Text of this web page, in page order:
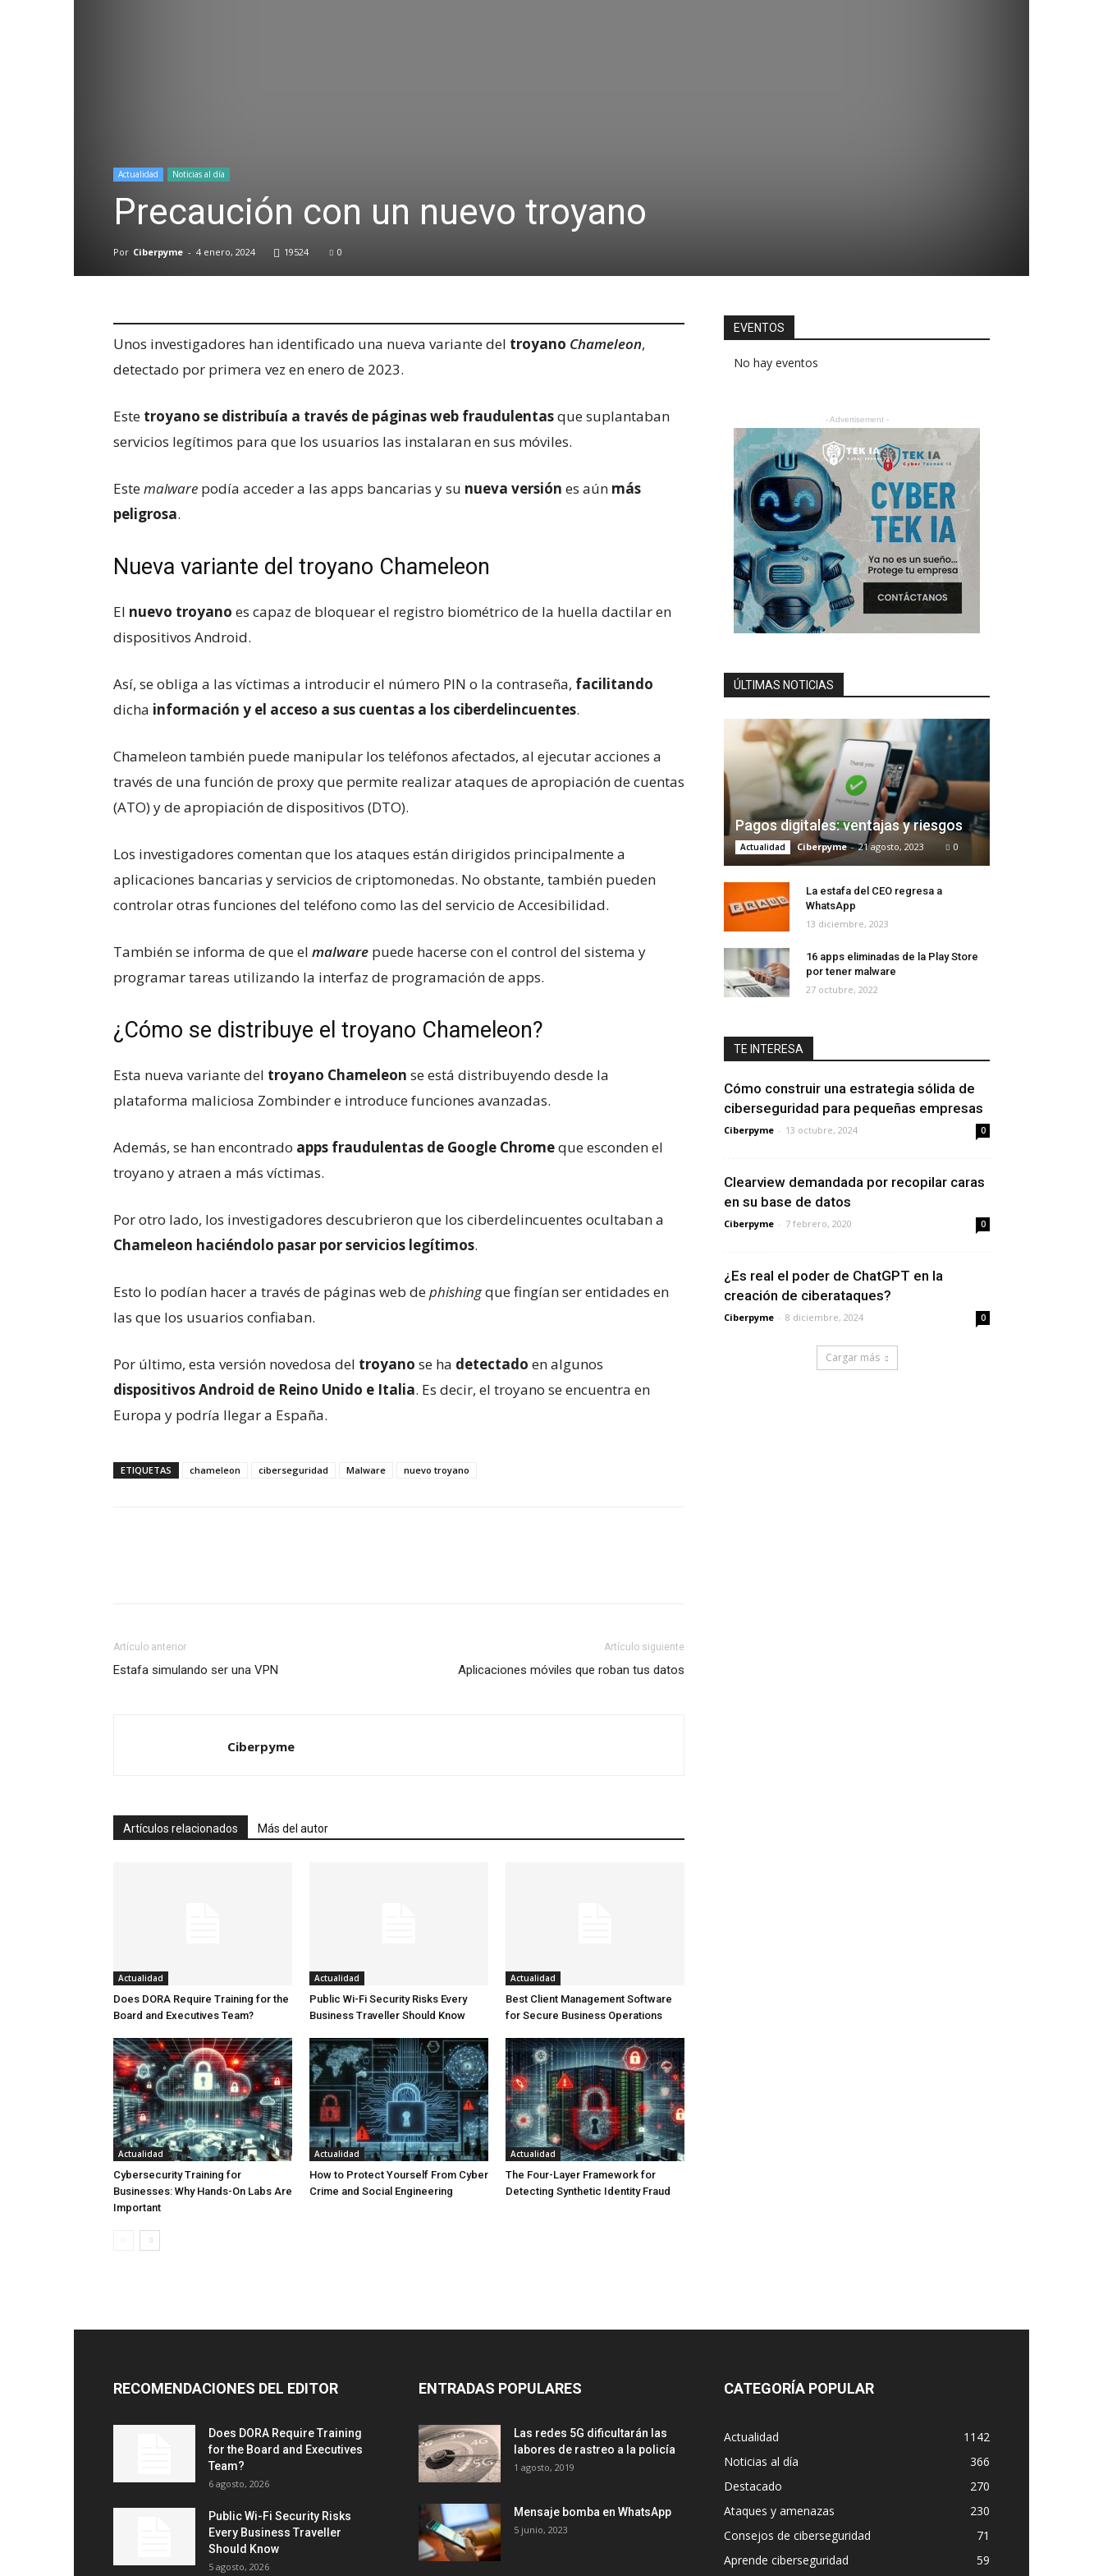
Actualidad Noticias al día
Precaución con un nuevo troyano
Por Ciberpyme - 4 enero, 2024 19524 0
Unos investigadores han identificado una nueva variante del troyano Chameleon,
detectado por primera vez en enero de 2023.
Este troyano se distribuía a través de páginas web fraudulentasque suplantaban
servicios legítimos para que los usuarios las instalaran en sus móviles.
Estemalware podía acceder a las apps bancarias y su nueva versión es aún más
peligrosa.
Nueva variante del troyano Chameleon
El nuevo troyano es capaz de bloquear el registro biométrico de la huella dactilar en
dispositivos Android.
Así, se obliga a las víctimas a introducir el número PIN o la contraseña, facilitando
dicha información y el acceso a sus cuentas a los ciberdelincuentes.
Chameleon también puede manipular los teléfonos afectados, al ejecutar acciones a
través de una función de proxy que permite realizar ataques de apropiación de cuentas
(ATO) y de apropiación de dispositivos (DTO).
Los investigadores comentan que los ataques están dirigidos principalmente a
aplicaciones bancarias y servicios de criptomonedas. No obstante, también pueden
controlar otras funciones del teléfono como las del servicio de Accesibilidad.
También se informa de que el malware puede hacerse con el control del sistema y
programar tareas utilizando la interfaz de programación de apps.
¿Cómo se distribuye el troyano Chameleon?
Esta nueva variante del troyano Chameleon se está distribuyendo desde la
plataforma maliciosa Zombinder e introduce funciones avanzadas.
Además, se han encontrado apps fraudulentas de Google Chromeque esconden el
troyano y atraen a más víctimas.
Por otro lado, los investigadores descubrieron que los ciberdelincuentes ocultaban a
Chameleon haciéndolo pasar por servicios legítimos.
Esto lo podían hacer a través de páginas web dephishingque fingían ser entidades en
las que los usuarios confiaban.
Por último, esta versión novedosa del troyano se ha detectado en algunos
dispositivos Android de Reino Unido e Italia. Es decir, el troyano se encuentra en
Europa y podría llegar a España.
ETIQUETAS chameleon ciberseguridad Malware nuevo troyano
Artículo anterior
Estafa simulando ser una VPN
Artículo siguiente
Aplicaciones móviles que roban tus datos
Ciberpyme
Artículos relacionados Más del autor
Actualidad
Does DORA Require Training for the
Board and Executives Team?
Actualidad
Public Wi-Fi Security Risks Every
Business Traveller Should Know
Actualidad
Best Client Management Software
for Secure Business Operations
Actualidad
Cybersecurity Training for
Businesses: Why Hands-On Labs Are
Important
Actualidad
How to Protect Yourself From Cyber
Crime and Social Engineering
Actualidad
The Four-Layer Framework for
Detecting Synthetic Identity Fraud
EVENTOS
No hay eventos
- Advertisement -
ÚLTIMAS NOTICIAS
Pagos digitales: ventajas y riesgos
Actualidad Ciberpyme - 21 agosto, 2023 0
La estafa del CEO regresa a
WhatsApp
13 diciembre, 2023
16 apps eliminadas de la Play Store
por tener malware
27 octubre, 2022
TE INTERESA
Cómo construir una estrategia sólida de
ciberseguridad para pequeñas empresas
Ciberpyme - 13 octubre, 2024 0
Clearview demandada por recopilar caras
en su base de datos
Ciberpyme - 7 febrero, 2020 0
¿Es real el poder de ChatGPT en la
creación de ciberataques?
Ciberpyme - 8 diciembre, 2024 0
Cargar más
RECOMENDACIONES DEL EDITOR
Does DORA Require Training
for the Board and Executives
Team?
6 agosto, 2026
Public Wi-Fi Security Risks
Every Business Traveller
Should Know
5 agosto, 2026
ENTRADAS POPULARES
Las redes 5G dificultarán las
labores de rastreo a la policía
1 agosto, 2019
Mensaje bomba en WhatsApp
5 junio, 2023
CATEGORÍA POPULAR
Actualidad
1142
Noticias al día
366
Destacado
270
Ataques y amenazas
230
Consejos de ciberseguridad
71
Aprende ciberseguridad
59